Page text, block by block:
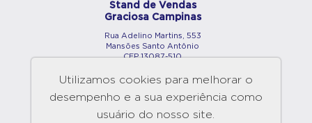
Utilizamos cookies para melhorar o
desempenho e a sua experiência como
usuário do nosso site.
Stand de Vendas
Graciosa Campinas
Rua Adelino Martins, 553
Mansões Santo Antônio
CEP 13087-510
segunda à domingo das 09h às 18h
Showroom
Maringá